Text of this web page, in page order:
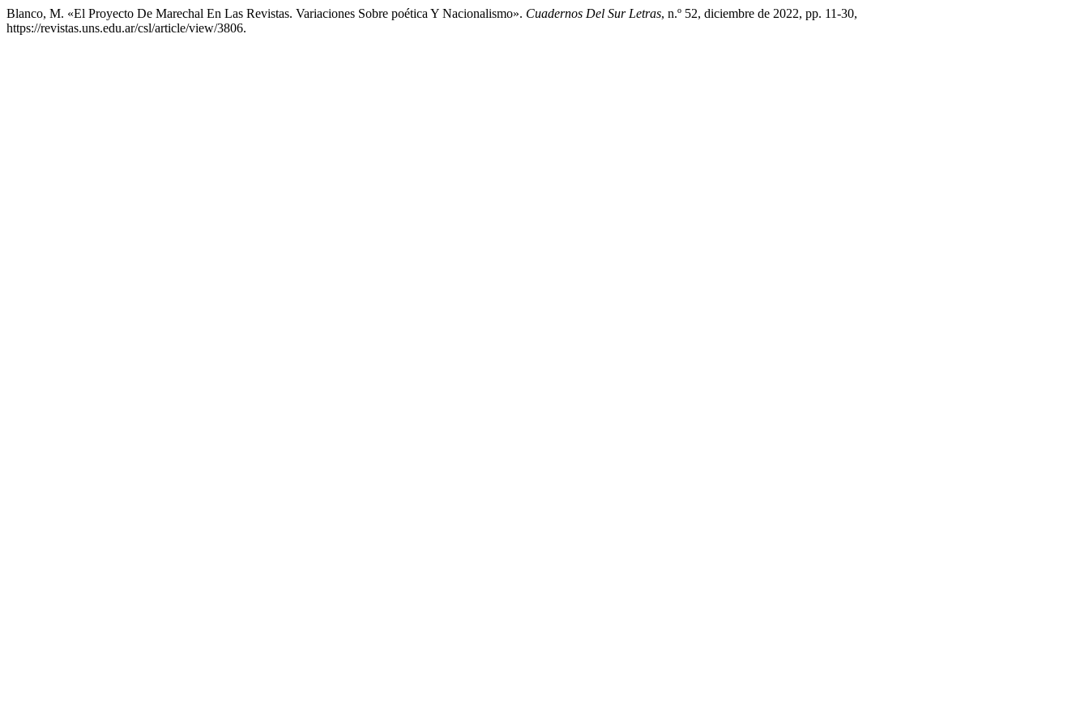
Blanco, M. «El Proyecto De Marechal En Las Revistas. Variaciones Sobre poética Y Nacionalismo». Cuadernos Del Sur Letras, n.º 52, diciembre de 2022, pp. 11-30,
https://revistas.uns.edu.ar/csl/article/view/3806.